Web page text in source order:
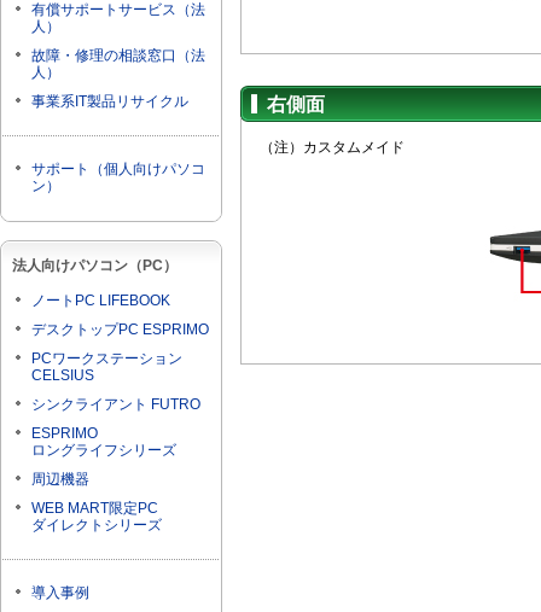
有償サポートサービス（法
人）
故障・修理の相談窓口（法
人）
事業系IT製品リサイクル
サポート（個人向けパソコ
ン）
法人向けパソコン（PC）
ノートPC LIFEBOOK
デスクトップPC ESPRIMO
PCワークステーション
CELSIUS
シンクライアント FUTRO
ESPRIMO
ロングライフシリーズ
周辺機器
WEB MART限定PC
ダイレクトシリーズ
導入事例
右側面
（注）カスタムメイド